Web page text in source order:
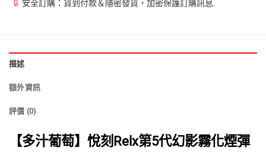
🔒 安全訂購：貨到付款＆隱密發貨，加密保護訂購訊息.
描述
額外資訊
評價 (0)
【多汁葡萄】悅刻Relx第5代幻影霧化煙彈